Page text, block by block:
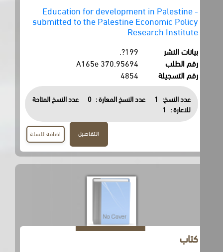
Education for development in Palestine -
submitted to the Palestine Economic Policy
Research Institute
بيانات النشر
رقم الطلب
370.95694 A165e
رقم التسجيلة
4854
عدد النسخ: 1 عدد النسخ المعارة : 0
عدد النسخ المتاحة
للاعارة :
1
اضافة للسلة